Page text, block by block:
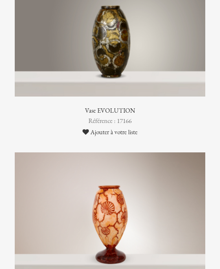
Vase EVOLUTION
Référence : 17166
Ajouter à votre liste